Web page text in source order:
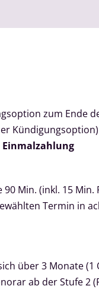
zum Ende
Einmalzahlung
Min. (inkl. 15 Min.
Termin in
über 3 Monate
ab der Stufe